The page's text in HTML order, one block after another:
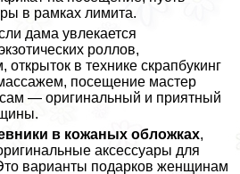
в рамках лимита.
дама увлекается
роллов,
открыток в технике скрапбукинг
посещение мастер
— оригинальный и приятный
в кожаных обложках,
аксессуары для
варианты подарков женщинам